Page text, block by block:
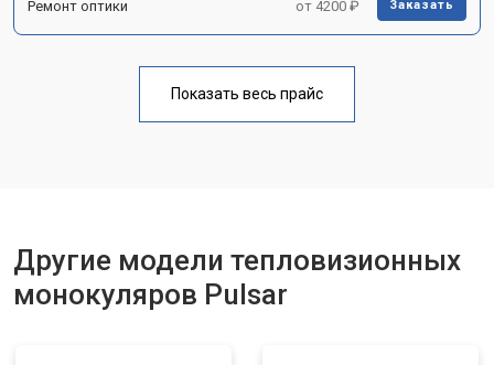
Ремонт оптики от 4200 ₽ Заказать
Показать весь прайс
Другие модели тепловизионных
монокуляров Pulsar